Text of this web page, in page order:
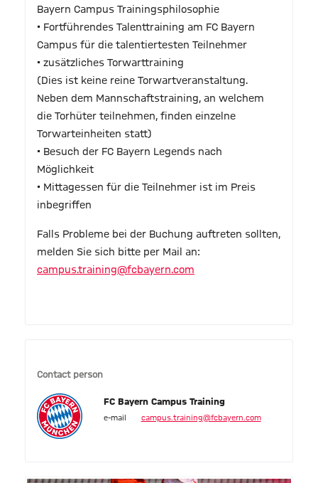
Bayern Campus Trainingsphilosophie
• Fortführendes Talenttraining am FC Bayern
Campus für die talentiertesten Teilnehmer
• zusätzliches Torwarttraining
(Dies ist keine reine Torwartveranstaltung.
Neben dem Mannschaftstraining, an welchem
die Torhüter teilnehmen, finden einzelne
Torwarteinheiten statt)
• Besuch der FC Bayern Legends nach
Möglichkeit
• Mittagessen für die Teilnehmer ist im Preis
inbegriffen
Falls Probleme bei der Buchung auftreten sollten,
melden Sie sich bitte per Mail an:
campus.training@fcbayern.com
Contact person
FC Bayern Campus Training
e-mail campus.training@fcbayern.com